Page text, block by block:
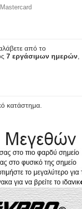
Mastercard
από το
7 εργάσιμων ημερών
κατάστημα.